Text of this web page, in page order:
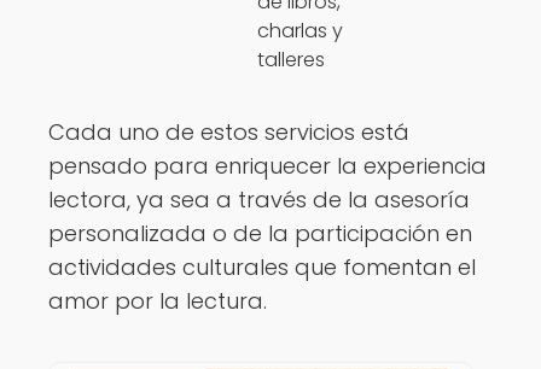
charlas y
talleres
Cada uno de estos servicios está
pensado para enriquecer la experiencia
lectora, ya sea a través de la asesoría
personalizada o de la participación en
actividades culturales que fomentan el
amor por la lectura.